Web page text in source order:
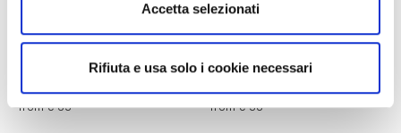
Accetta selezionati
Rifiuta e usa solo i cookie necessari
24 mq, 1 Szobák , max 4
from € 65
Bungalow 1 fila
22 mq, 2 Szobák , max 5
from € 58